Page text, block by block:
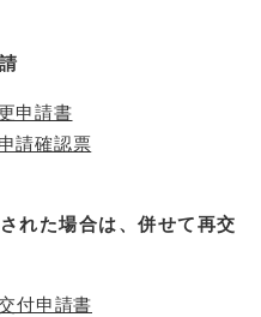
申請書
請確認票
れた場合は、併せて再交
付申請書